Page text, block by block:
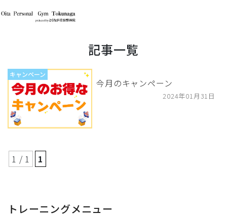
記事一覧
キャンペーン
今月のキャンペーン
2024年01月31日
1 / 1 1
トレーニングメニュー